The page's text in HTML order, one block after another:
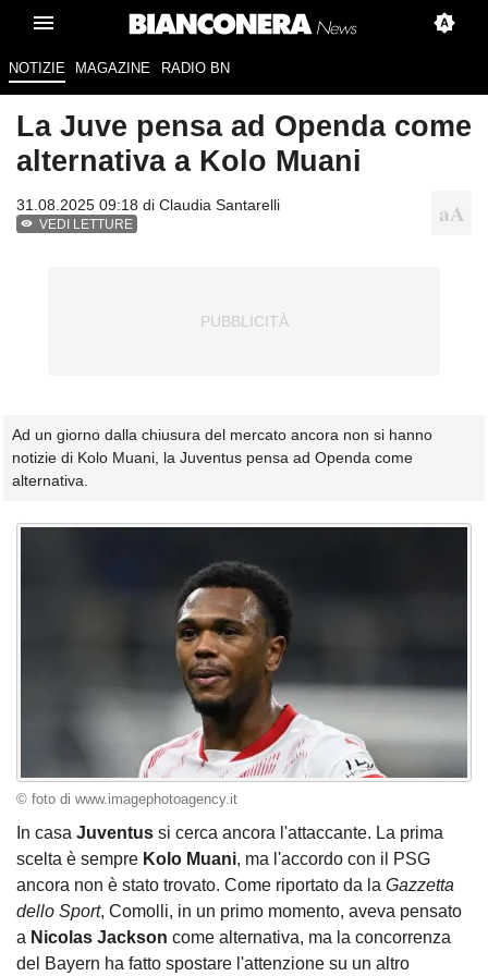
NOTIZIE MAGAZINE RADIO BN
La Juve pensa ad Openda come
alternativa a Kolo Muani
31.08.2025 09:18 di Claudia Santarelli
VEDI LETTURE
Ad un giorno dalla chiusura del mercato ancora non si hanno
notizie di Kolo Muani, la Juventus pensa ad Openda come
alternativa.
© foto di www.imagephotoagency.it
In casa Juventus si cerca ancora l'attaccante. La prima
scelta è sempre Kolo Muani, ma l'accordo con il PSG
ancora non è stato trovato. Come riportato da la Gazzetta
dello Sport, Comolli, in un primo momento, aveva pensato
a Nicolas Jackson come alternativa, ma la concorrenza
del Bayern ha fatto spostare l'attenzione su un altro